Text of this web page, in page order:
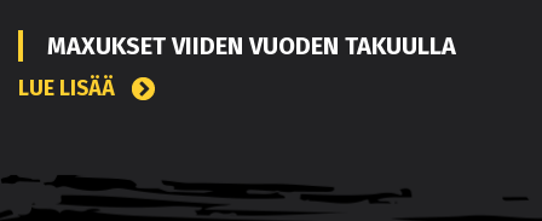
MAXUKSET VIIDEN VUODEN TAKUULLA
LUE LISÄÄ